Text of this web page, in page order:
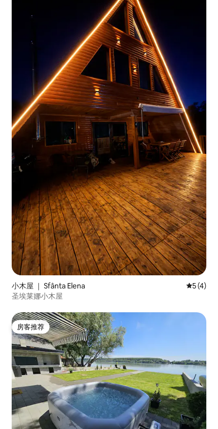
小木屋 ｜ Sfânta Elena 平均评分
5 (4)
圣埃莱娜小木屋
房客推荐
房客推荐